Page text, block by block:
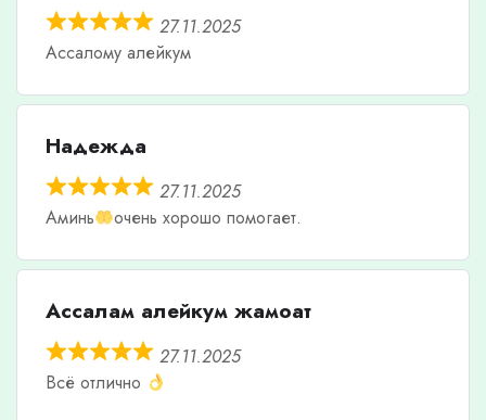
27.11.2025
Ассалому алейкум
Надежда
27.11.2025
Аминь
очень хорошо помогает.
Ассалам алейкум жамоат
27.11.2025
Всё отлично